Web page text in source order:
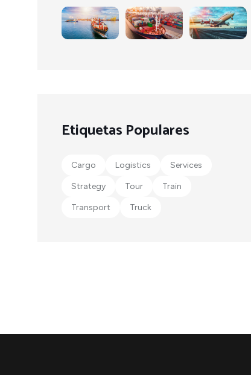
Etiquetas Populares
Cargo Logistics Services
Strategy Tour Train
Transport Truck